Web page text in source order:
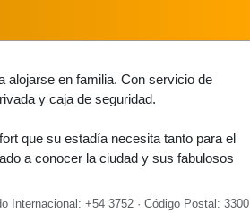
alojarse en familia. Con servicio de
y caja de seguridad.
que su estadía necesita tanto para el
a conocer la ciudad y sus fabulosos
Internacional: +54 3752 · Código Postal: 3300